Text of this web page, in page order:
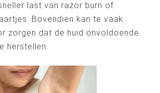
last van razor burn of
Bovendien kan te vaak
zorgen dat de huid onvoldoende
herstellen.